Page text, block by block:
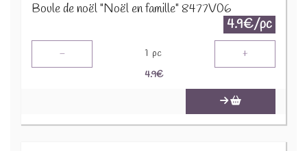
Boule de noël "Noël en famille" 8477V06
4.9€/pc
- 1 pc +
4.9€